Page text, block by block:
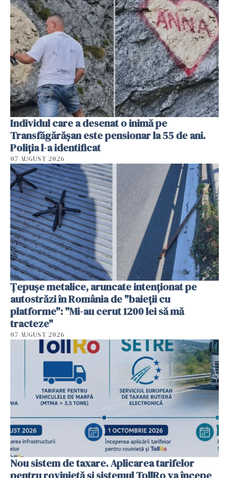
Individul care a desenat o inimă pe
Transfăgărășan este pensionar la 55 de ani.
Poliția l-a identificat
07 AUGUST 2026
Țepușe metalice, aruncate intenționat pe
autostrăzi în România de "baieții cu
platforme": "Mi-au cerut 1200 lei să mă
tracteze"
07 AUGUST 2026
Nou sistem de taxare. Aplicarea tarifelor